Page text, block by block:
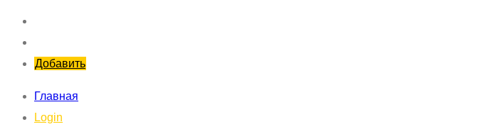
Добавить
Главная
Login